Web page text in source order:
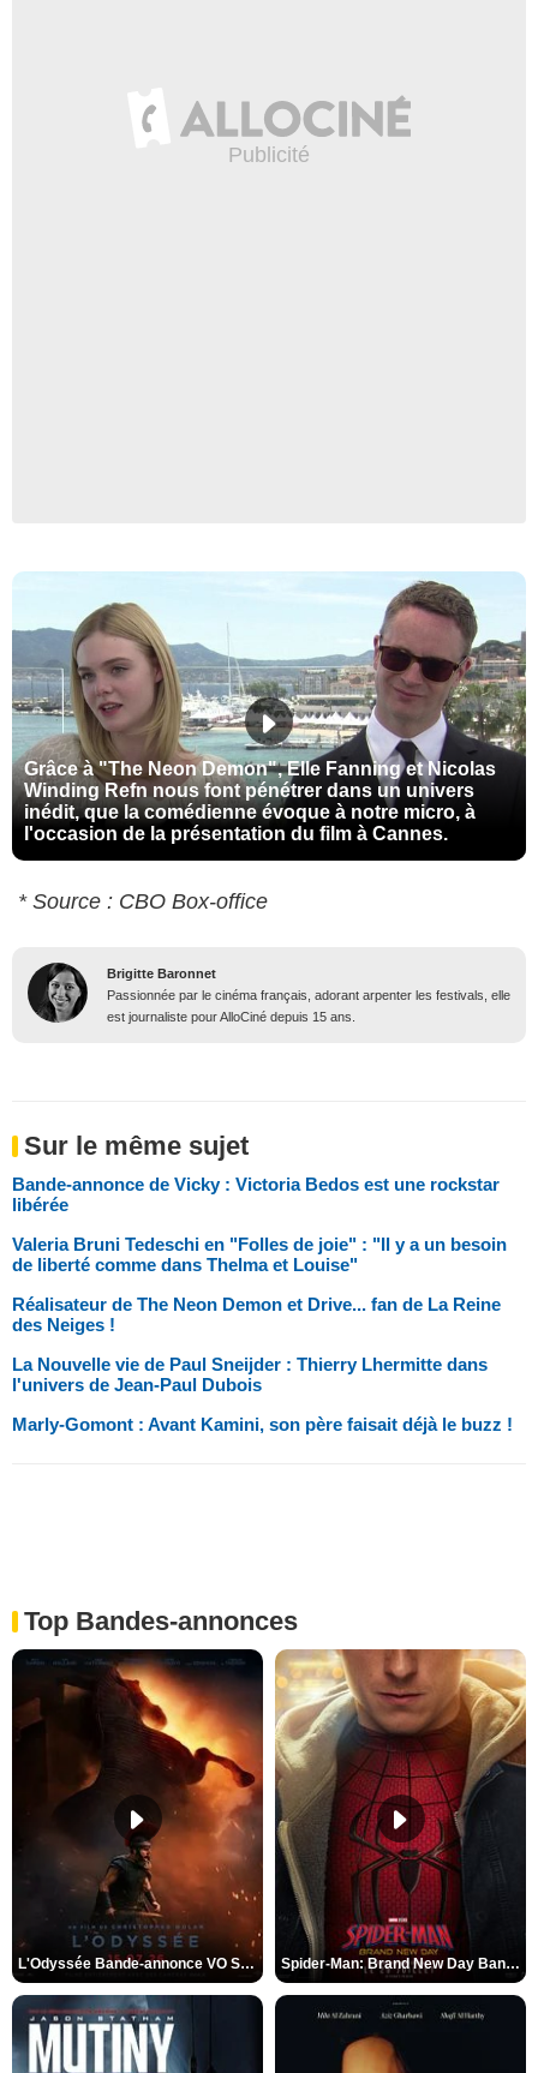
Grâce à "The Neon Demon", Elle Fanning et Nicolas
Winding Refn nous font pénétrer dans un univers
inédit, que la comédienne évoque à notre micro, à
l'occasion de la présentation du film à Cannes.
* Source : CBO Box-office
Brigitte Baronnet
Passionnée par le cinéma français, adorant arpenter les festivals, elle
est journaliste pour AlloCiné depuis 15 ans.
Sur le même sujet
Bande-annonce de Vicky : Victoria Bedos est une rockstar
libérée
Valeria Bruni Tedeschi en "Folles de joie" : "Il y a un besoin
de liberté comme dans Thelma et Louise"
Réalisateur de The Neon Demon et Drive... fan de La Reine
des Neiges !
La Nouvelle vie de Paul Sneijder : Thierry Lhermitte dans
l'univers de Jean-Paul Dubois
Marly-Gomont : Avant Kamini, son père faisait déjà le buzz !
Top Bandes-annonces
L'Odyssée Bande-annonce VO STFR Spider-Man: Brand New Day Bande-annonce VO STFR